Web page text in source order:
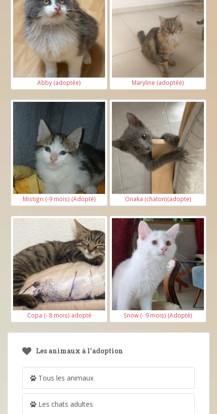
Abby (adoptée) Maryline (adoptée)
Mistigri (-9 mois) (Adopté) Onaka (chaton)(adopte)
Copa (- 8 mois) adopté Snow (- 9 mois) (Adopté)
Les animaux à l’adoption
Tous les animaux
Les chats adultes